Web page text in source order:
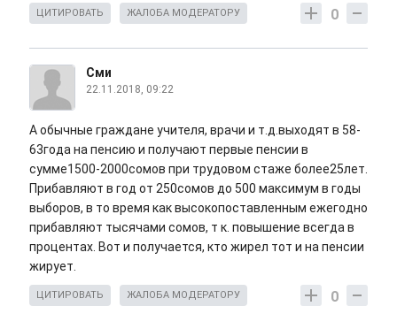
0
ЦИТИРОВАТЬ ЖАЛОБА МОДЕРАТОРУ
Сми
22.11.2018, 09:22
А обычные граждане учителя, врачи и т.д.выходят в 58-
63года на пенсию и получают первые пенсии в
сумме1500-2000сомов при трудовом стаже более25лет.
Прибавляют в год от 250сомов до 500 максимум в годы
выборов, в то время как высокопоставленным ежегодно
прибавляют тысячами сомов, т к. повышение всегда в
процентах. Вот и получается, кто жирел тот и на пенсии
жирует.
0
ЦИТИРОВАТЬ ЖАЛОБА МОДЕРАТОРУ